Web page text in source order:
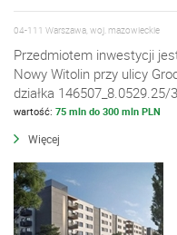
04-111 Warszawa, woj. mazowieckie
Przedmiotem inwestycji
Nowy Witolin przy ulicy
działka 146507_8.0529.25/3
wartość: 75 mln do 300 mln PLN
Więcej